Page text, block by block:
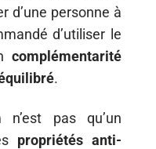
d’une personne à
d’utiliser le
complémentarité
.
n’est pas qu’un
propriétés anti-